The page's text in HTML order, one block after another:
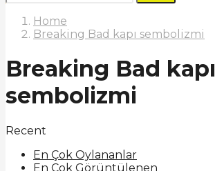
Home
Breaking Bad kapı sembolizmi
Breaking Bad kapı
sembolizmi
Recent
En Çok Oylananlar
En Çok Görüntülenen